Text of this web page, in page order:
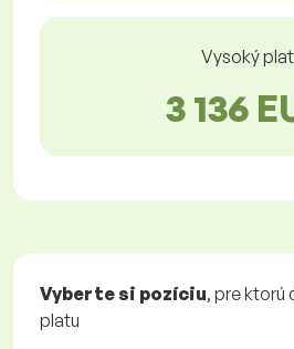
Vysoký plat
3 136
Vyberte si pozíciu, pre ktorú
platu